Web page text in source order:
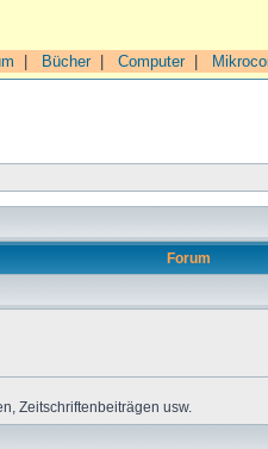
Bücher| Computer|
Forum
Zeitschriftenbeiträgen usw.